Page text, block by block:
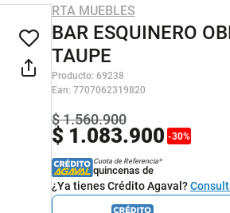
RTA MUEBLES
BAR ESQUINERO
TAUPE
Producto: 69238
Ean: 7707062319820
$ 1.083.900 -30%
$1.560.900
Cuota de Referencia*
quincenas de
¿Ya tienes Crédito Agaval?